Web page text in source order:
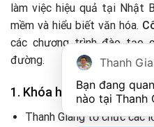
làm việc hiệu quả tại Nhật
mềm và hiểu biết văn hóa.
các chương trình đào tạo
đường.
1. Khóa học tiếng Nhật
Thanh Giang tổ chức các
Thanh
Bạn đang
nào tại Thanh